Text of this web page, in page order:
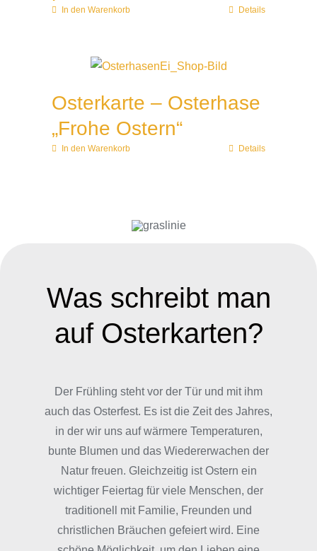
In den Warenkorb Details
Osterkarte – Osterhase
„Frohe Ostern“
In den Warenkorb Details
Was schreibt man
auf Osterkarten?
Der Frühling steht vor der Tür und mit ihm
auch das Osterfest. Es ist die Zeit des Jahres,
in der wir uns auf wärmere Temperaturen,
bunte Blumen und das Wiedererwachen der
Natur freuen. Gleichzeitig ist Ostern ein
wichtiger Feiertag für viele Menschen, der
traditionell mit Familie, Freunden und
christlichen Bräuchen gefeiert wird. Eine